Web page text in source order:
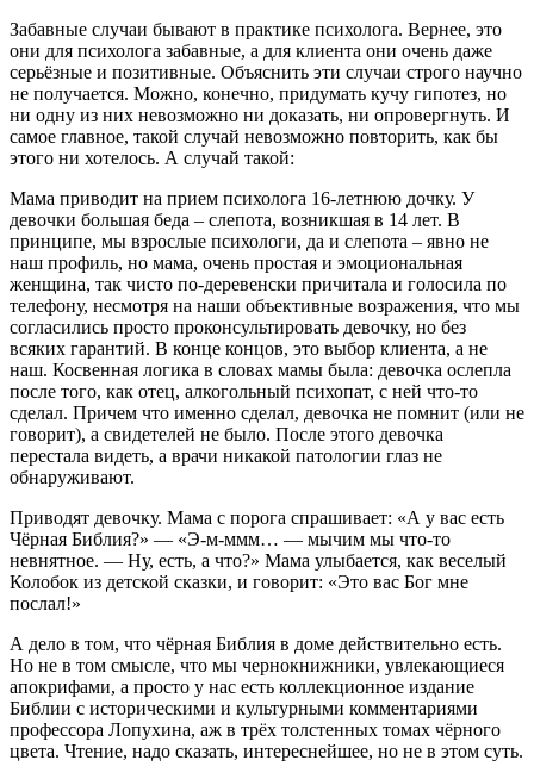
Забавные случаи бывают в практике психолога. Вернее, это
они для психолога забавные, а для клиента они очень даже
серьёзные и позитивные. Объяснить эти случаи строго научно
не получается. Можно, конечно, придумать кучу гипотез, но
ни одну из них невозможно ни доказать, ни опровергнуть. И
самое главное, такой случай невозможно повторить, как бы
этого ни хотелось. А случай такой:
Мама приводит на прием психолога 16-летнюю дочку. У
девочки большая беда – слепота, возникшая в 14 лет. В
принципе, мы взрослые психологи, да и слепота – явно не
наш профиль, но мама, очень простая и эмоциональная
женщина, так чисто по-деревенски причитала и голосила по
телефону, несмотря на наши объективные возражения, что мы
согласились просто проконсультировать девочку, но без
всяких гарантий. В конце концов, это выбор клиента, а не
наш. Косвенная логика в словах мамы была: девочка ослепла
после того, как отец, алкогольный психопат, с ней что-то
сделал. Причем что именно сделал, девочка не помнит (или не
говорит), а свидетелей не было. После этого девочка
перестала видеть, а врачи никакой патологии глаз не
обнаруживают.
Приводят девочку. Мама с порога спрашивает: «А у вас есть
Чёрная Библия?» — «Э-м-ммм… — мычим мы что-то
невнятное. — Ну, есть, а что?» Мама улыбается, как веселый
Колобок из детской сказки, и говорит: «Это вас Бог мне
послал!»
А дело в том, что чёрная Библия в доме действительно есть.
Но не в том смысле, что мы чернокнижники, увлекающиеся
апокрифами, а просто у нас есть коллекционное издание
Библии с историческими и культурными комментариями
профессора Лопухина, аж в трёх толстенных томах чёрного
цвета. Чтение, надо сказать, интереснейшее, но не в этом суть.